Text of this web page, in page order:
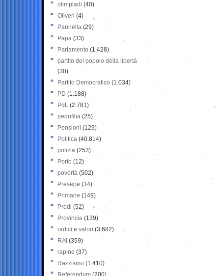
olimpiadi (40)
Oliveri (4)
Pannella (29)
Papa (33)
Parlamento (1.428)
partito del popolo della libertà
(30)
Partito Democratico (1.034)
PD (1.188)
PdL (2.781)
pedofilia (25)
Pensioni (129)
Politica (40.814)
polizia (253)
Porto (12)
povertà (502)
Presepe (14)
Primarie (149)
Prodi (52)
Provincia (139)
radici e valori (3.682)
RAI (359)
rapine (37)
Razzismo (1.410)
Referendum (200)